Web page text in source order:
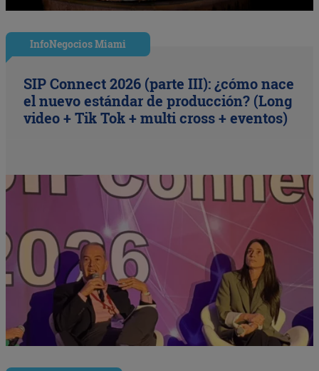
InfoNegocios Miami
SIP Connect 2026 (parte III): ¿cómo nace
el nuevo estándar de producción? (Long
video + Tik Tok + multi cross + eventos)